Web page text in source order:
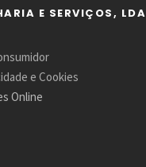
E SERVIÇOS, LDA
e Cookies
Online